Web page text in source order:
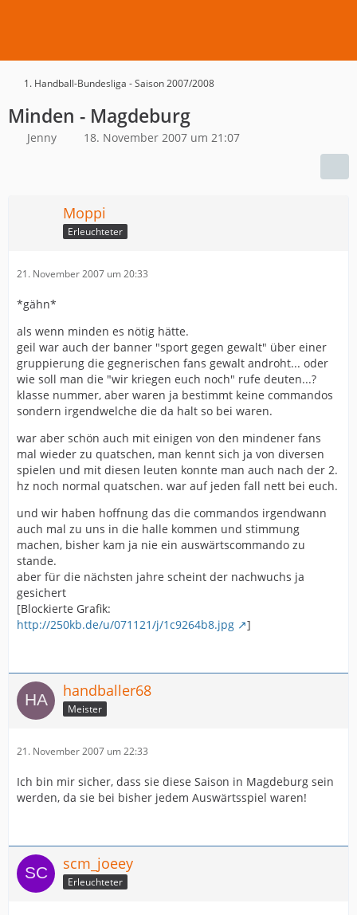
1. Handball-Bundesliga - Saison 2007/2008
Minden - Magdeburg
Jenny 18. November 2007 um 21:07
Moppi
Erleuchteter
21. November 2007 um 20:33
*gähn*
als wenn minden es nötig hätte.
geil war auch der banner "sport gegen gewalt" über einer
gruppierung die gegnerischen fans gewalt androht... oder
wie soll man die "wir kriegen euch noch" rufe deuten...?
klasse nummer, aber waren ja bestimmt keine commandos
sondern irgendwelche die da halt so bei waren.
war aber schön auch mit einigen von den mindener fans
mal wieder zu quatschen, man kennt sich ja von diversen
spielen und mit diesen leuten konnte man auch nach der 2.
hz noch normal quatschen. war auf jeden fall nett bei euch.
und wir haben hoffnung das die commandos irgendwann
auch mal zu uns in die halle kommen und stimmung
machen, bisher kam ja nie ein auswärtscommando zu
stande.
aber für die nächsten jahre scheint der nachwuchs ja
gesichert
[Blockierte Grafik:
http://250kb.de/u/071121/j/1c9264b8.jpg
]
handballer68
Meister
21. November 2007 um 22:33
Ich bin mir sicher, dass sie diese Saison in Magdeburg sein
werden, da sie bei bisher jedem Auswärtsspiel waren!
scm_joeey
Erleuchteter